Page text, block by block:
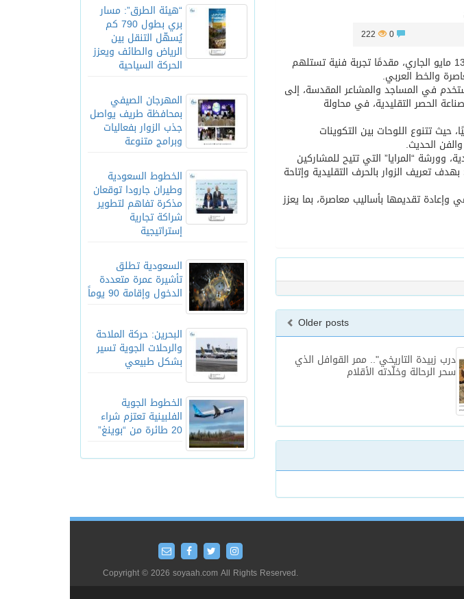
“هيئة الطرق”: مسار
بري بطول 790 كم
يُسهّل التنقل بين
الرياض والطائف ويعزز
الحركة السياحية
المهرجان الصيفي
بمحافظة طريف يواصل
جذب الزوار بفعاليات
وبرامج متنوعة
الخطوط السعودية
وطيران جارودا توقعان
مذكرة تفاهم لتطوير
شراكة تجارية
إستراتيجية
السعودية تطلق
تأشيرة عمرة متعددة
الدخول وإقامة 90 يوماً
البحرين: حركة الملاحة
والرحلات الجوية تسير
بشكل طبيعي
الخطوط الجوية
الفلبينية تعتزم شراء
20 طائرة من “بوينغ”
0
222
يستضيف متحف دار الفنون الإسلامية في جدة بارك معرض “زرابي”، خلال الفترة من 9 إلى 13 مايو الجاري، مقدمًا تجربة فنية تستلهم
والخط العربي.
في المساجد والمشاعر المقدسة، إلى
الحصر التقليدية، في محاولة
تتنوع اللوحات بين التكوينات
الحديث.
وورشة “المرايا” التي تتيح للمشاركين
تعريف الزوار بالحرف التقليدية وإتاحة
وإعادة تقديمها بأساليب معاصرة، بما يعزز
Older posts
درب زبيدة التاريخي".. ممر القوافل الذي
سحر الرحالة وخلّدته الأقلام
Copyright © 2026 soyaah.com All Rights Reserved.